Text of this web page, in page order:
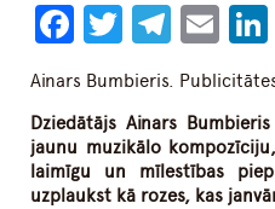
Facebook
Twitter
Ainars Bumbieris.
Dziedātājs Ainars
jaunu muzikālo
laimīgu un mīlestības
uzplaukst kā rozes, kas